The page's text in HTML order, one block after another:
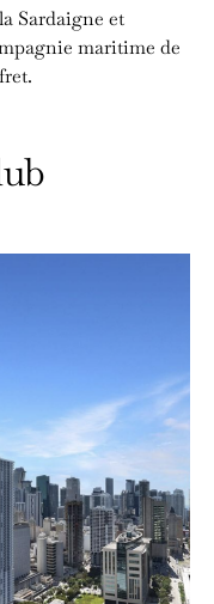
Sardaigne et
maritime de